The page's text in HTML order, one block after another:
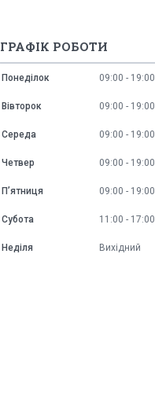
ГРАФІК РОБОТИ
Понеділок 09:00 19:00
Вівторок 09:00 19:00
Середа 09:00 19:00
Четвер 09:00 19:00
Пʼятниця 09:00 19:00
Субота 11:00 17:00
Неділя Вихідний